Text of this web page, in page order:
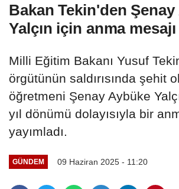
Bakan Tekin'den
Yalçın için anma mesajı
Milli Eğitim Bakanı Yusuf
örgütünün saldırısında şehit
öğretmeni Şenay Aybüke
yıl dönümü dolayısıyla bir
yayımladı.
GÜNDEM 09 Haziran 2025 - 11:20